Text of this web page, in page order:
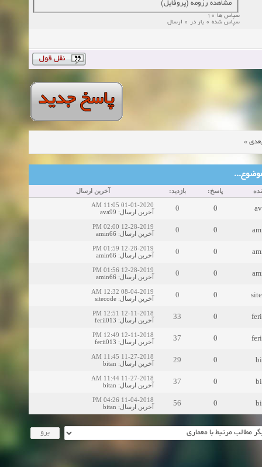
مشاهده رزومه (پروفایل)
سپاس ها 10
سپاس شده 0 بار در 0 ارسال
»
پاسخ: بازدید: آخرین ارسال
0
0
01-01-2020 11:05 AM
آخرین ارسال:
ava99
0
0
12-28-2019 02:00 PM
آخرین ارسال:
amin66
0
0
12-28-2019 01:59 PM
آخرین ارسال:
amin66
0
0
12-28-2019 01:56 PM
آخرین ارسال:
amin66
0
0
08-04-2019 12:32 AM
آخرین ارسال:
sitecode
0
33
12-11-2018 12:51 PM
آخرین ارسال:
ferii013
0
37
12-11-2018 12:49 PM
آخرین ارسال:
ferii013
0
29
11-27-2018 11:45 AM
آخرین ارسال:
bitan
0
37
11-27-2018 11:44 AM
آخرین ارسال:
bitan
0
56
11-04-2018 04:26 PM
آخرین ارسال:
bitan